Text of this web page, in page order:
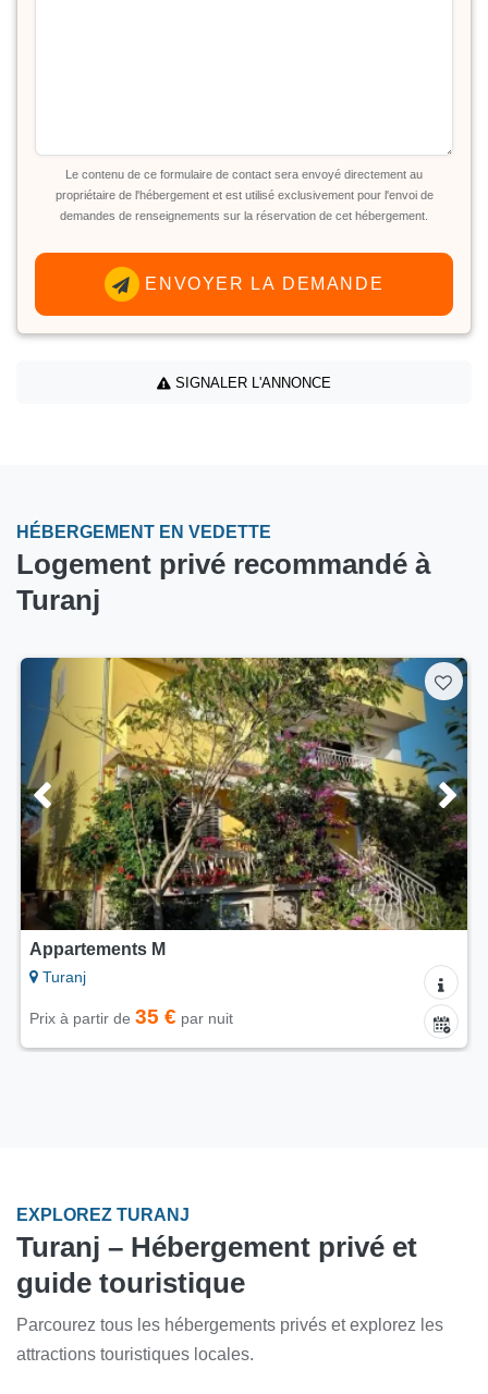
Le contenu de ce formulaire de contact sera envoyé directement au
propriétaire de l'hébergement et est utilisé exclusivement pour l'envoi de
demandes de renseignements sur la réservation de cet hébergement.
ENVOYER LA DEMANDE
SIGNALER L'ANNONCE
HÉBERGEMENT EN VEDETTE
Logement privé recommandé à
Turanj
5/5
Appartements Rustikal Haus
Turanj
Prix à partir de 40 € par nuit
EXPLOREZ TURANJ
Turanj – Hébergement privé et
guide touristique
Parcourez tous les hébergements privés et explorez les
attractions touristiques locales.